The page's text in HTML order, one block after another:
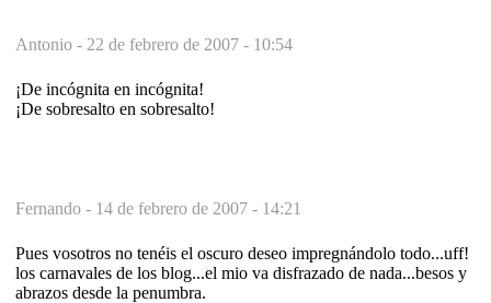
Antonio - 22 de febrero de 2007 - 10:54
¡De incógnita en incógnita!
¡De sobresalto en sobresalto!
Fernando - 14 de febrero de 2007 - 14:21
Pues vosotros no tenéis el oscuro deseo impregnándolo todo...uff!
los carnavales de los blog...el mio va disfrazado de nada...besos y
abrazos desde la penumbra.